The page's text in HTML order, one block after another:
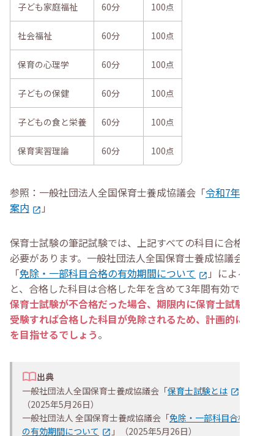
子ども家庭福祉 60分 100点
社会福祉 60分 100点
保育の心理学 60分 100点
子どもの保健 60分 100点
子どもの食と栄養 60分 100点
保育実習理論 60分 100点
参照：一般社団法人全国保育士養成協議会「令和7年試験
案内
」
保育士試験の筆記試験では、上記すべての科目に合格する
必要があります。一般社団法人全国保育士養成協議会の
「免除・一部科目合格の有効期間について
」による
と、合格した科目は合格した年を含めて3年間有効です。
保育士試験が不合格だった場合、期限内に保育士試験を再
受験すれば合格した科目が免除されるため、計画的に合格
を目指せるでしょう。
出典
一般社団法人全国保育士養成協議会「保育士試験とは
（2025年5月26日）
一般社団法人 全国保育士養成協議会「免除・一部科目合格
の有効期間について
」（2025年5月26日）